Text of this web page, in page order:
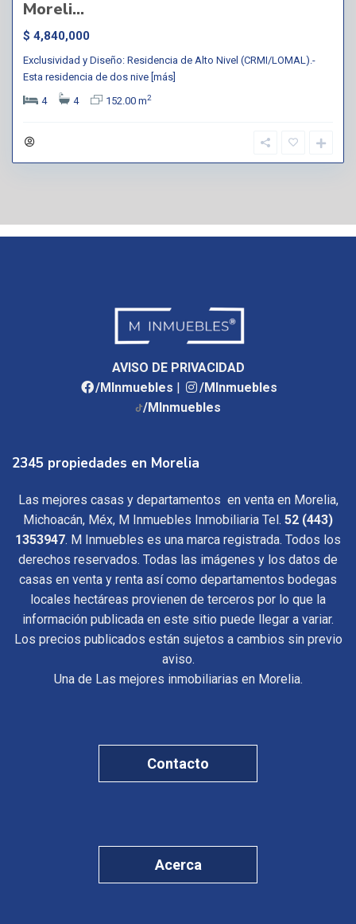
Moreli...
$ 4,840,000
Exclusividad y Diseño: Residencia de Alto Nivel (CRMI/LOMAL).-
Esta residencia de dos nive [más]
4
4 152.00 m2
AVISO DE PRIVACIDAD
/MInmuebles |
/MInmuebles
/MInmuebles
2345 propiedades en Morelia
Las mejores casas y departamentos en venta en Morelia,
Michoacán, Méx, M Inmuebles Inmobiliaria Tel. 52 (443)
1353947. M Inmuebles es una marca registrada. Todos los
derechos reservados. Todas las imágenes y los datos de
casas en venta y renta así como departamentos bodegas
locales hectáreas provienen de terceros por lo que la
información publicada en este sitio puede llegar a variar.
Los precios publicados están sujetos a cambios sin previo
aviso.
Una de Las mejores inmobiliarias en Morelia.